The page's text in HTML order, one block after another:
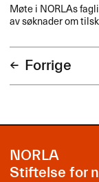
Møte i NORLAs
av søknader om
Forrige
NORLA
Stiftelse for